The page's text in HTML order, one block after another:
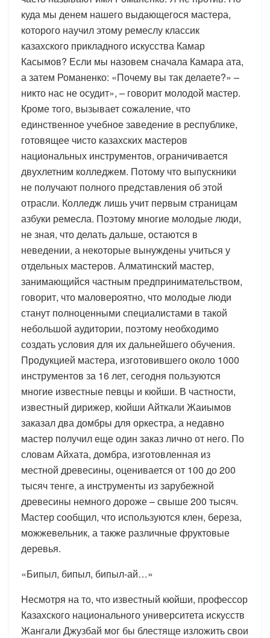
куда мы денем нашего выдающегося мастера,
которого научил этому ремеслу классик
казахского прикладного искусства Камар
Касымов? Если мы назовем сначала Камара ата,
а затем Романенко: «Почему вы так делаете?» –
никто нас не осудит», – говорит молодой мастер.
Кроме того, вызывает сожаление, что
единственное учебное заведение в республике,
готовящее чисто казахских мастеров
национальных инструментов, ограничивается
двухлетним колледжем. Потому что выпускники
не получают полного представления об этой
отрасли. Колледж лишь учит первым страницам
азбуки ремесла. Поэтому многие молодые люди,
не зная, что делать дальше, остаются в
неведении, а некоторые вынуждены учиться у
отдельных мастеров. Алматинский мастер,
занимающийся частным предпринимательством,
говорит, что маловероятно, что молодые люди
станут полноценными специалистами в такой
небольшой аудитории, поэтому необходимо
создать условия для их дальнейшего обучения.
Продукцией мастера, изготовившего около 1000
инструментов за 16 лет, сегодня пользуются
многие известные певцы и кюйши. В частности,
известный дирижер, кюйши Айткали Жаиымов
заказал два домбры для оркестра, а недавно
мастер получил еще один заказ лично от него. По
словам Айхата, домбра, изготовленная из
местной древесины, оценивается от 100 до 200
тысяч тенге, а инструменты из зарубежной
древесины немного дороже – свыше 200 тысяч.
Мастер сообщил, что используются клен, береза,
можжевельник, а также различные фруктовые
деревья.
«Бипыл, бипыл, бипыл-ай…»
Несмотря на то, что известный кюйши, профессор
Казахского национального университета искусств
Жангали Джузбай мог бы блестяще изложить свои